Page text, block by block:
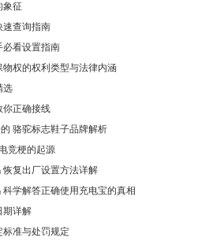
象征
速查询指南
必看设置指南
权的权利类型与法律内涵
选
你正确接线
骆驼标志鞋子品牌解析
竞梗的起源
复出厂设置方法详解
学解答正确使用充电宝的真相
期详解
准与处罚规定